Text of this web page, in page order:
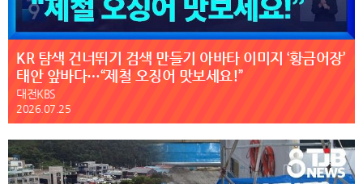
KR 탐색 건너뛰기 검색 만들기 아바타 이미지 ‘황금어장’
태안 앞바다…“제철 오징어 맛보세요!”
대전KBS
2026.07.25